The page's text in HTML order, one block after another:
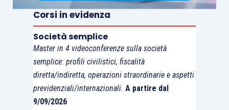
Corsi in evidenza
Società semplice
Master in 4 videoconferenze sulla società
semplice: profili civilistici, fiscalità
diretta/indiretta, operazioni straordinarie e aspetti
previdenziali/internazionali. A partire dal
9/09/2026